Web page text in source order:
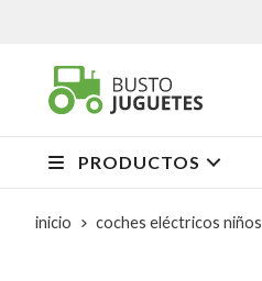
PRODUCTOS
inicio coches eléctricos niños